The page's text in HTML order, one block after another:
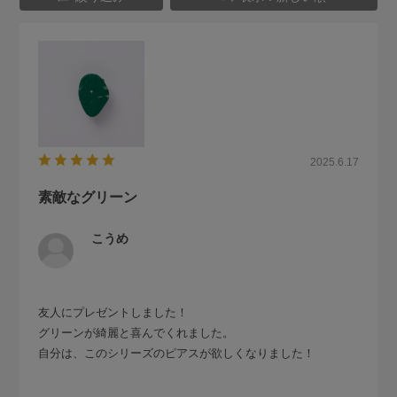
2025.6.17
素敵なグリーン
こうめ
友人にプレゼントしました！
グリーンが綺麗と喜んでくれました。
自分は、このシリーズのピアスが欲しくなりました！